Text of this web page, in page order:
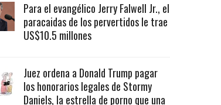
Para el evangélico Jerry Falwell Jr., el
paracaidas de los pervertidos le trae
US$10.5 millones
Juez ordena a Donald Trump pagar
los honorarios legales de Stormy
Daniels, la estrella de porno que una